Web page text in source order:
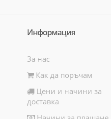
Информация
За нас
Как да поръчам
Цени и начини за
доставка